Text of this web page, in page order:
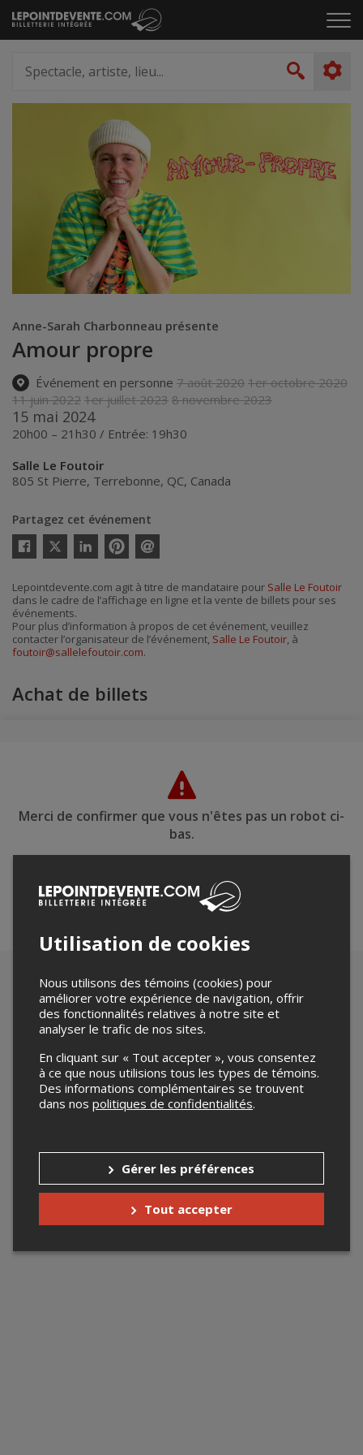
Passer
au
le
artiste,
lieu...
Anne-Sarah Charbonneau présente
Amour propre
Événement en personne 7 août 2020 1er octobre 2020
11 juin 2022 1er juillet 2023 8 novembre 2023
15 mai 2024
20h00 – 21h30 / Entrée: 19h30
Salle Le Foutoir
805 St Pierre, Terrebonne, QC, Canada
Partagez cet événement
Twitter
courriel
Lepointdevente.com agit à titre de mandataire pour Salle Le Foutoir
dans le cadre de l’affichage en ligne et la vente de billets pour ses
événements.
Pour plus d’information à propos de cet événement, veuillez
contacter l’organisateur de l’événement, Salle Le Foutoir, à
foutoir@sallelefoutoir.com.
Achat de billets
Merci de confirmer que vous n'êtes pas un robot ci-
bas.
Utilisation de cookies
Nous utilisons des témoins (cookies) pour
améliorer votre expérience de navigation, offrir
des fonctionnalités relatives à notre site et
analyser le trafic de nos sites.
En cliquant sur « Tout accepter », vous consentez
à ce que nous utilisions tous les types de témoins.
Des informations complémentaires se trouvent
dans nos politiques de confidentialités.
Gérer les préférences
Tout accepter